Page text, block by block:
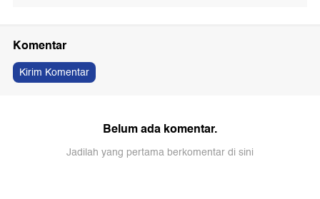
Komentar
Kirim Komentar
Belum ada komentar.
Jadilah yang pertama berkomentar di sini